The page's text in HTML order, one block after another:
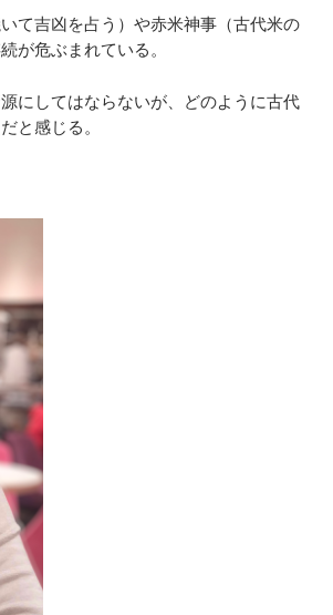
て吉凶を占う）や赤米神事（古代米の
が危ぶまれている。
にしてはならないが、どのように古代
と感じる。